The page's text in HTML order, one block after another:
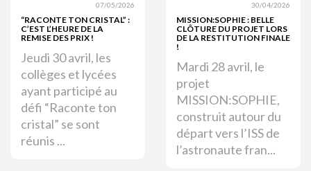
07/05/2026
“RACONTE TON CRISTAL” :
C’EST L’HEURE DE LA
REMISE DES PRIX !
Jeudi 30 avril, les
collèges et lycées
ayant participé au
défi “Raconte ton
cristal” se sont
réunis ...
30/04/2026
MISSION:SOPHIE : BELLE
CLÔTURE DU PROJET LORS
DE LA RESTITUTION FINALE
!
Mardi 28 avril, le
projet
MISSION:SOPHIE,
construit autour du
départ vers l’ISS de
l’astronaute fran...